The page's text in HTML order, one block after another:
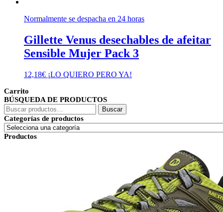
Normalmente se despacha en 24 horas
Gillette Venus desechables de afeitar
Sensible Mujer Pack 3
12,18€ ¡LO QUIERO PERO YA!
Carrito
BÚSQUEDA DE PRODUCTOS
Buscar
por:
Buscar
Categorías de productos
Productos